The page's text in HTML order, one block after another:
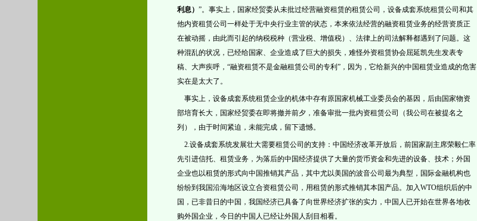
利息） ”。事实上，国家经贸委从未批过经营融资租赁的租赁公司，设备成套系统租赁公司和其
他内资租赁公司一样处于无中央行业主管的状态，本来依法经营的融资租赁业务的经营资质正
在被动摇，由此而引起的纳税税种（营业税、增值税）、法律上的司法解释都遇到了问题。这
种混乱的状况，已经给国家、企业造成了巨大的损失，难怪外资租赁协会屈延凯先生发表专
稿、大声疾呼，“融资租赁不是金融租赁公司的专利 ”，因为，它给新兴的中国租赁业造成的危害
实在是太大了。
事实上， 设备成套系统租赁企业的机体中存有原国家机械工业委员会的基因，后由 国家物资
部培育长大， 国家经贸委在即将撤并前夕，准备审批一批内资租赁公司（我公司在被提名之
列），由于时间紧迫，未能完成，留下遗憾。
2.设备成套系统发展壮大需要租赁公司的支持：中国经济改革开放后，前国家副主席荣毅仁率
先引进信托、租赁业务，为落后的中国经济提供了大量的货币资金和先进的设备、技术；外国
企业也以租赁的形式向中国推销其产品，其中尤以美国的波音公司最为典型，国际金融机构也
纷纷到我国沿海地区设立合资租赁公司，用租赁的形式推销其本国产品。加入WTO组织后的中
国，已非昔日的中国，我国经济已具备了向世界经济扩张的实力，中国人已开始在世界各地收
购外国企业，今日的中国人已经让外国人刮目相看。